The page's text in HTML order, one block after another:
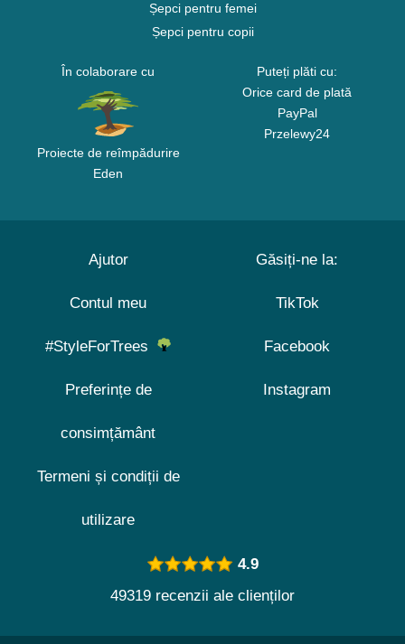
Șepci pentru femei
Șepci pentru copii
În colaborare cu
Proiecte de reîmpădurire
Eden
Puteți plăti cu:
Orice card de plată
PayPal
Przelewy24
Ajutor
Contul meu
#StyleForTrees
Preferințe de
consimțământ
Termeni și condiții de
utilizare
Găsiți-ne la:
TikTok
Facebook
Instagram
4.9
49319 recenzii ale clienților